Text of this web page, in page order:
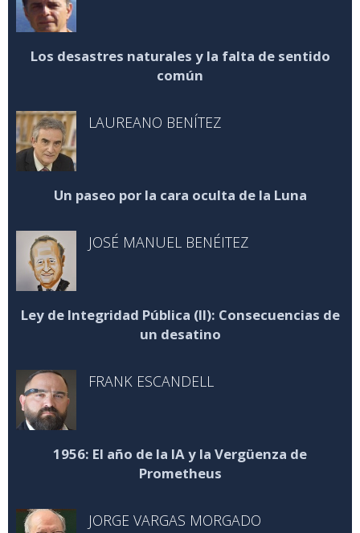
Los desastres naturales y la falta de sentido
común
LAUREANO BENÍTEZ
Un paseo por la cara oculta de la Luna
JOSÉ MANUEL BENÉITEZ
Ley de Integridad Pública (II): Consecuencias de
un desatino
FRANK ESCANDELL
1956: El año de la IA y la Vergüenza de
Prometheus
JORGE VARGAS MORGADO